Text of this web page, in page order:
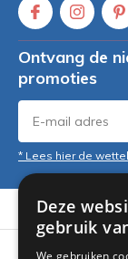
Ontvang de
promoties
* Lees hier de
Klantenservice
Mijn account
Deze
gebruik
We gebruiken